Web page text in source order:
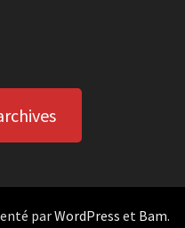
parWordPress et Bam.